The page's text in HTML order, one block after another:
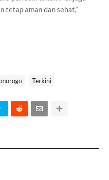
tetap aman dan sehat,”
Terkini